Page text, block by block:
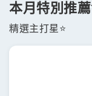
本月特別推薦
精選主打星⭐